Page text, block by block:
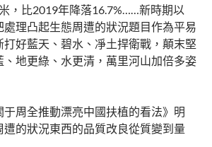
，比2019年降落16.7%……新時期以
理凸起生態周遭的狀況題目作為平易
好藍天、碧水、凈土捍衛戰，顛末堅
地更綠、水更清，萬里河山加倍多姿
于周全推動漂亮中國扶植的看法》明
遭的狀況東西的品質改良從質變到量